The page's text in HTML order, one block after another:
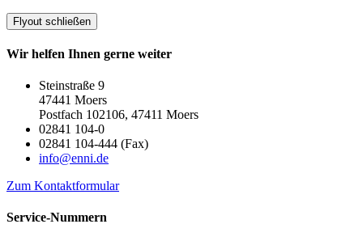
Flyout schließen
Wir helfen Ihnen gerne weiter
Steinstraße 9
47441 Moers
Postfach 102106, 47411 Moers
02841 104-0
02841 104-444 (Fax)
info@enni.de
Zum Kontaktformular
Service-Nummern